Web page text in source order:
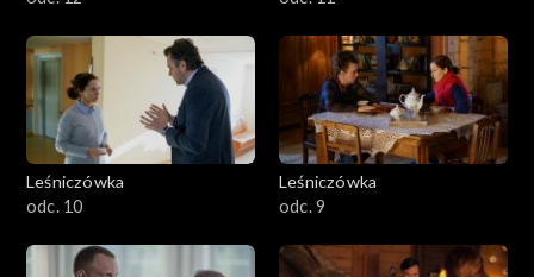
Leśniczówka
odc. 10
Leśniczówka
odc. 9